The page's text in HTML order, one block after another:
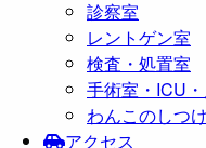
診察室
レントゲン室
検査・処置室
手術室・ICU
わんこのしつ
アクセス